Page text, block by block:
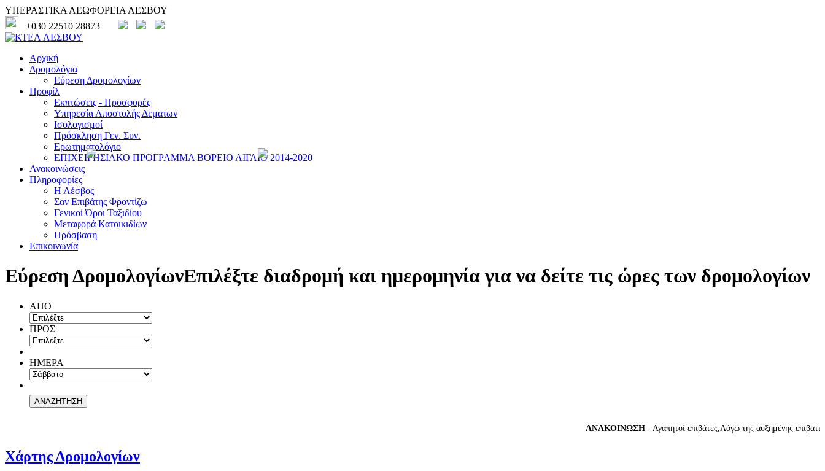
ΥΠΕΡΑΣΤΙΚΑ ΛΕΩΦΟΡΕΙΑ ΛΕΣΒΟΥ
+030 22510 28873
Αρχική
Δρομολόγια
Εύρεση Δρομολογίων
Προφίλ
Εκπτώσεις - Προσφορές
Υπηρεσία Αποστολής Δεματων
Ισολογισμοί
Πρόσκληση Γεν. Συν.
Ερωτηματολόγιο
ΕΠΙΧΕΙΡΗΣΙΑΚΟ ΠΡΟΓΡΑΜΜΑ ΒΟΡΕΙΟ ΑΙΓΑΙΟ 2014-2020
Ανακοινώσεις
Πληροφορίες
Η Λέσβος
Σαν Επιβάτης Φροντίζω
Γενικοί Όροι Ταξιδίου
Μεταφορά Κατοικιδίων
Πρόσβαση
Επικοινωνία
Εύρεση ΔρομολογίωνΕπιλέξτε διαδρομή και ημερομηνία για να δείτε τις ώρες των δρομολογίων
ΑΠΟ
ΠΡΟΣ
ΗΜΕΡΑ
ΑΝΑΚΟΙΝΩΣΗ- Αγαπητοί επιβάτες,Λόγω της αυξημένης επιβατικής
Χάρτης Δρομολογίων